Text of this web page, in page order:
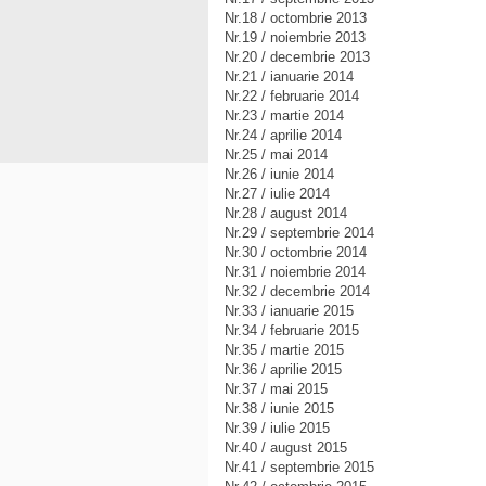
Nr.18 / octombrie 2013
Nr.19 / noiembrie 2013
Nr.20 / decembrie 2013
Nr.21 / ianuarie 2014
Nr.22 / februarie 2014
Nr.23 / martie 2014
Nr.24 / aprilie 2014
Nr.25 / mai 2014
Nr.26 / iunie 2014
Nr.27 / iulie 2014
Nr.28 / august 2014
Nr.29 / septembrie 2014
Nr.30 / octombrie 2014
Nr.31 / noiembrie 2014
Nr.32 / decembrie 2014
Nr.33 / ianuarie 2015
Nr.34 / februarie 2015
Nr.35 / martie 2015
Nr.36 / aprilie 2015
Nr.37 / mai 2015
Nr.38 / iunie 2015
Nr.39 / iulie 2015
Nr.40 / august 2015
Nr.41 / septembrie 2015